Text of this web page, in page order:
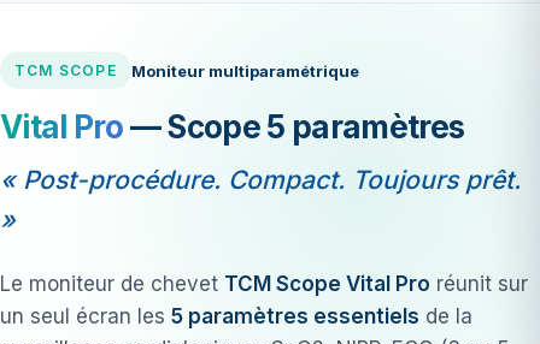
TCM SCOPE Moniteur multiparamétrique
Vital Pro— Scope 5 paramètres
« Post-procédure. Compact. Toujours prêt.
»
Le moniteur de chevet TCM Scope Vital Pro réunit sur
un seul écran les 5 paramètres essentiels de la